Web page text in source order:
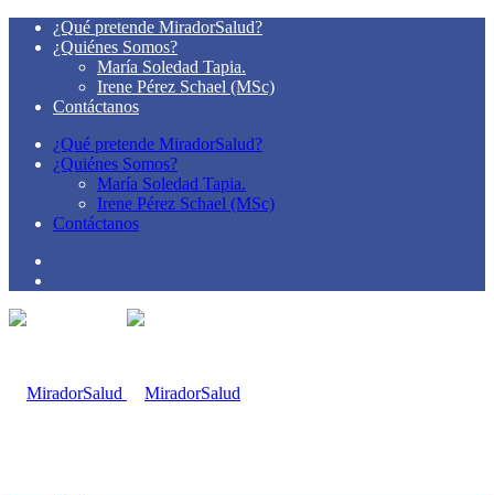
¿Qué pretende MiradorSalud?
¿Quiénes Somos?
María Soledad Tapia.
Irene Pérez Schael (MSc)
Contáctanos
¿Qué pretende MiradorSalud?
¿Quiénes Somos?
María Soledad Tapia.
Irene Pérez Schael (MSc)
Contáctanos